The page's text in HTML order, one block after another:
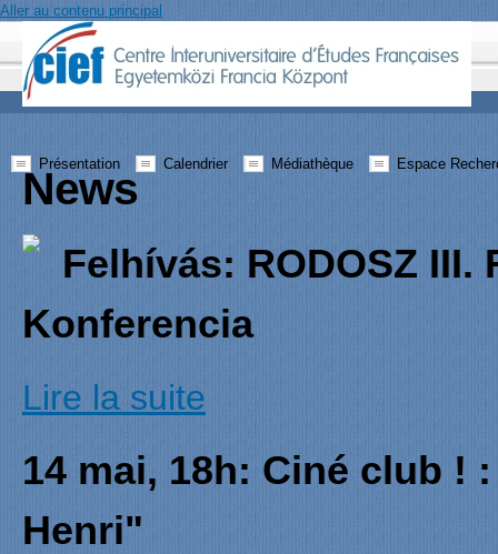
Aller au contenu principal
Présentation Calendrier Médiathèque Espace
News
Felhívás: RODOSZ
Konferencia
Lire la suite
14 mai, 18h: Ciné club !
Henri"